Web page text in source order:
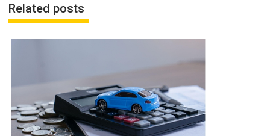
Related posts